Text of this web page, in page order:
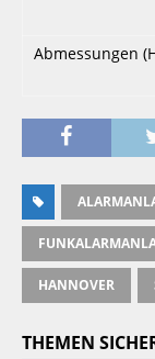
Abmessungen
HANNOVER
THEMEN